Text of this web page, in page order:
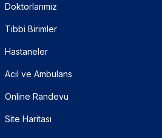
Doktorlarımız
Tıbbi Birimler
Hastaneler
Acil ve Ambulans
Online Randevu
Site Haritası